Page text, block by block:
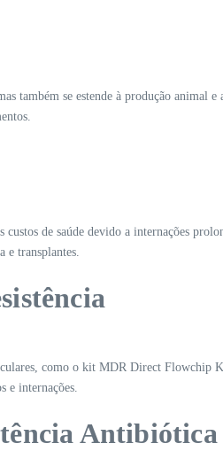
também se estende à produção animal
de saúde devido a internações
e transplantes.
como o kit MDR Direct
e internações.
Antibiótica